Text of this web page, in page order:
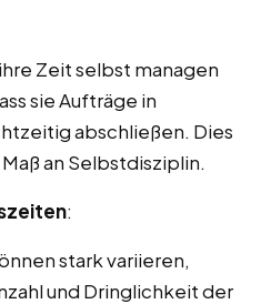
Zeit selbst managen
sie Aufträge in
abschließen. Dies
an Selbstdisziplin.
:
stark variieren,
und Dringlichkeit der